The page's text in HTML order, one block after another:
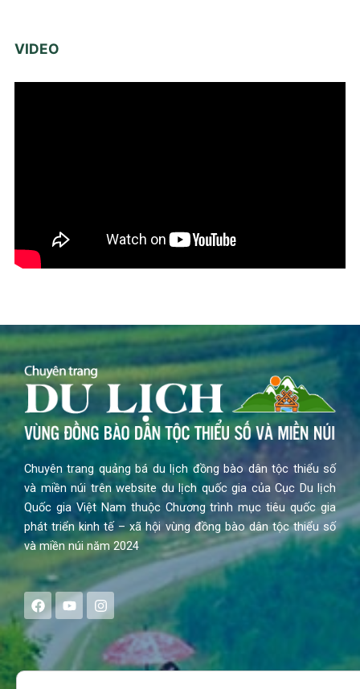
VIDEO
Chuyên trang quảng bá du lịch đồng bào dân tộc thiểu số
và miền núi trên website du lịch quốc gia của Cục Du lịch
Quốc gia Việt Nam thuộc Chương trình mục tiêu quốc gia
phát triển kinh tế – xã hội vùng đồng bào dân tộc thiểu số
và miền núi năm 2024
F
a
e
b
o
Y
o
t
u
b
I
n
s
a
g
Search